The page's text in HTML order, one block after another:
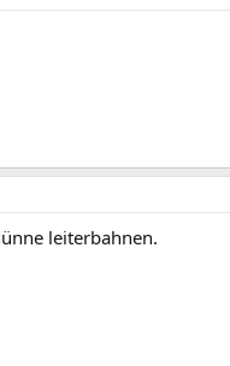
leiterbahnen.